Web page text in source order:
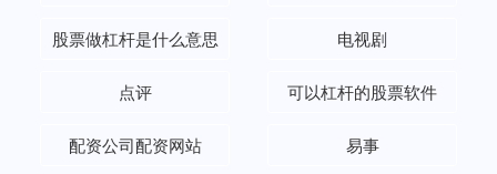
股票做杠杆是什么意思 电视剧
点评 可以杠杆的股票软件
配资公司配资网站 易事